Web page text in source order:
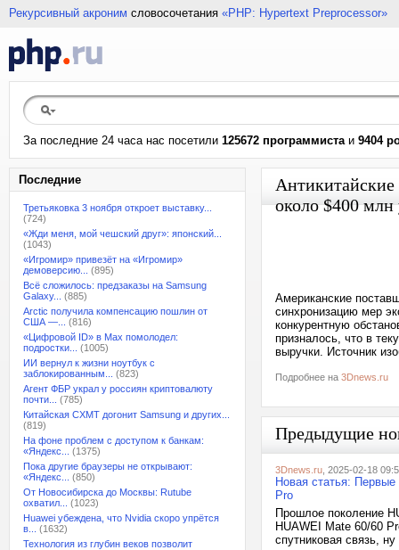
Рекурсивный акроним словосочетания «PHP: Hypertext Preprocessor»
За последние 24 часа нас посетили 125672 программистаи 9404
Последние
Третьяковка 3 ноября откроет выставку...
(724)
«Жди меня, мой чешский друг»: японский...
(1043)
«Игромир» привезёт на «Игромир»
демоверсию...
(895)
Всё сложилось: предзаказы на Samsung
Galaxy...
(885)
Arctic получила компенсацию пошлин от
США —...
(816)
«Цифровой ID» в Max помолодел:
подростки...
(1005)
ИИ вернул к жизни ноутбук с
заблокированным...
(823)
Агент ФБР украл у россиян криптовалюту
почти...
(785)
Китайская CXMT догонит Samsung и других...
(819)
На фоне проблем с доступом к банкам:
«Яндекс...
(1375)
Пока другие браузеры не открывают:
«Яндекс...
(850)
От Новосибирска до Москвы: Rutube
охватил...
(1023)
Huawei убеждена, что Nvidia скоро упрётся
в...
(1632)
Технология из глубин веков позволит
около $400
Американские
синхронизацию мер
конкурентную
призналось, что в
выручки. Источник
Подробнее на 3Dnews.ru
Предыдущие
3Dnews.ru , 2025-02-18
Новая статья: Первые
Pro
Прошлое поколение
HUAWEI Mate 60/60
спутниковая связь,